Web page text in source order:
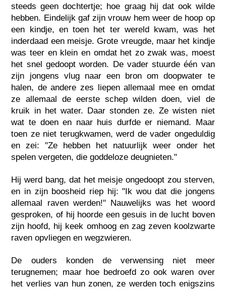
steeds geen dochtertje; hoe graag hij dat ook wilde
hebben. Eindelijk gaf zijn vrouw hem weer de hoop op
een kindje, en toen het ter wereld kwam, was het
inderdaad een meisje. Grote vreugde, maar het kindje
was teer en klein en omdat het zo zwak was, moest
het snel gedoopt worden. De vader stuurde één van
zijn jongens vlug naar een bron om doopwater te
halen, de andere zes liepen allemaal mee en omdat
ze allemaal de eerste schep wilden doen, viel de
kruik in het water. Daar stonden ze. Ze wisten niet
wat te doen en naar huis durfde er niemand. Maar
toen ze niet terugkwamen, werd de vader ongeduldig
en zei: "Ze hebben het natuurlijk weer onder het
spelen vergeten, die goddeloze deugnieten."
Hij werd bang, dat het meisje ongedoopt zou sterven,
en in zijn boosheid riep hij: "Ik wou dat die jongens
allemaal raven werden!" Nauwelijks was het woord
gesproken, of hij hoorde een gesuis in de lucht boven
zijn hoofd, hij keek omhoog en zag zeven koolzwarte
raven opvliegen en wegzwieren.
De ouders konden de verwensing niet meer
terugnemen; maar hoe bedroefd zo ook waren over
het verlies van hun zonen, ze werden toch enigszins